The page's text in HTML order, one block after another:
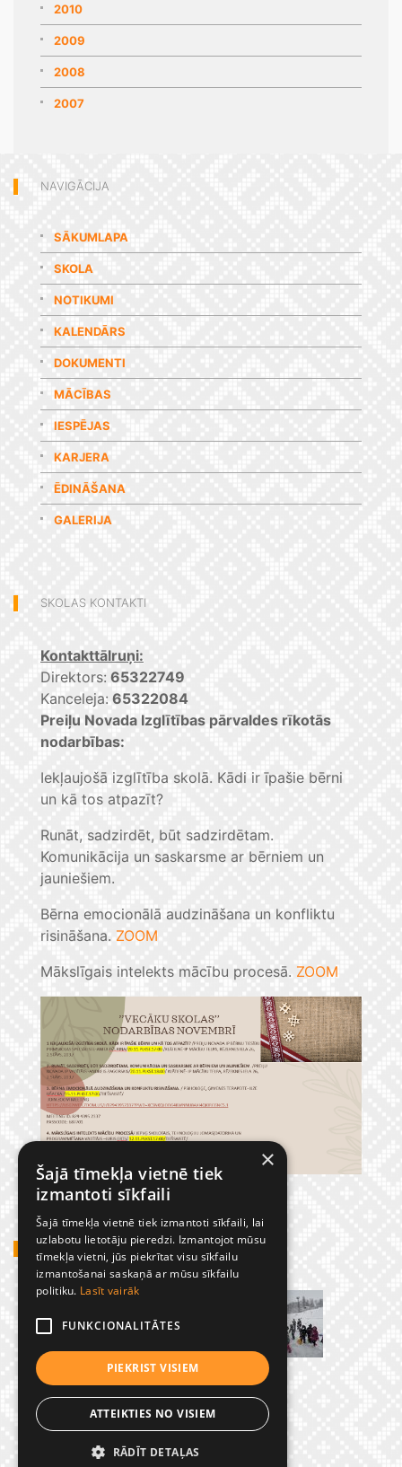
2010
2009
2008
2007
NAVIGĀCIJA
SĀKUMLAPA
SKOLA
NOTIKUMI
KALENDĀRS
DOKUMENTI
MĀCĪBAS
IESPĒJAS
KARJERA
ĒDINĀŠANA
GALERIJA
SKOLAS KONTAKTI
Kontakttālruņi:
Direktors: 65322749
Kanceleja: 65322084
Preiļu Novada Izglītības pārvaldes rīkotās
nodarbības:
Iekļaujošā izglītība skolā. Kādi ir īpašie bērni
un kā tos atpazīt?
Runāt, sadzirdēt, būt sadzirdētam.
Komunikācija un saskarsme ar bērniem un
jauniešiem.
Bērna emocionālā audzināšana un konfliktu
risināšana. ZOOM
Mākslīgais intelekts mācību procesā. ZOOM
GADĪJUMBILDES
×
Šajā tīmekļa vietnē tiek
izmantoti sīkfaili
Šajā tīmekļa vietnē tiek izmantoti sīkfaili, lai
uzlabotu lietotāju pieredzi. Izmantojot mūsu
tīmekļa vietni, jūs piekrītat visu sīkfailu
izmantošanai saskaņā ar mūsu sīkfailu
politiku. Lasīt vairāk
FUNKCIONALITĀTES
PIEKRIST VISIEM
ATTEIKTIES NO VISIEM
RĀDĪT DETAĻAS